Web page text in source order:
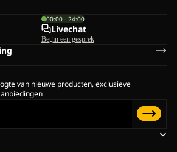
00:00 - 24:00
Livechat
Begin een gesprek
van nieuwe producten, exclusieve